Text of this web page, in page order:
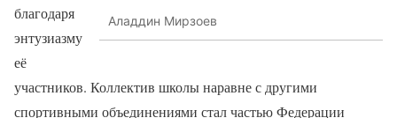
Аладдин Мирзоев
благодаря
энтузиазму
её
участников. Коллектив школы наравне с другими
спортивными объединениями стал частью Федерации